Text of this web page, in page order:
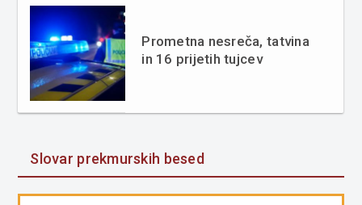
Prometna nesreča, tatvina
in 16 prijetih tujcev
Slovar prekmurskih besed